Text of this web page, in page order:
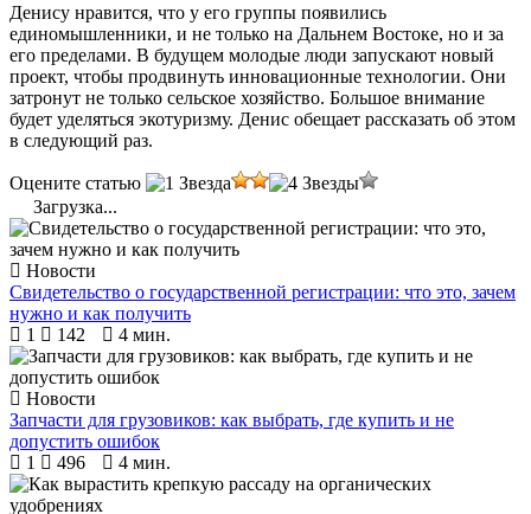
Денису нравится, что у его группы появились
единомышленники, и не только на Дальнем Востоке, но и за
его пределами. В будущем молодые люди запускают новый
проект, чтобы продвинуть инновационные технологии. Они
затронут не только сельское хозяйство. Большое внимание
будет уделяться экотуризму. Денис обещает рассказать об этом
в следующий раз.
Оцените статью
Загрузка...
Новости
Свидетельство о государственной регистрации: что это, зачем
нужно и как получить
1
142 4 мин.
Новости
Запчасти для грузовиков: как выбрать, где купить и не
допустить ошибок
1
496 4 мин.